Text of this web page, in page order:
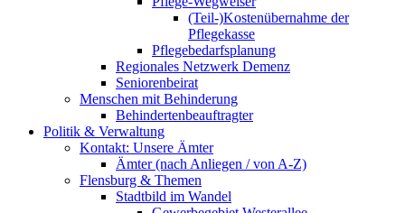
(Teil-)Kostenübernahme der
Pflegekasse
Pflegebedarfsplanung
Regionales Netzwerk Demenz
Seniorenbeirat
Menschen mit Behinderung
Behindertenbeauftragter
Politik & Verwaltung
Kontakt: Unsere Ämter
Ämter (nach Anliegen / von A-Z)
Flensburg & Themen
Stadtbild im Wandel